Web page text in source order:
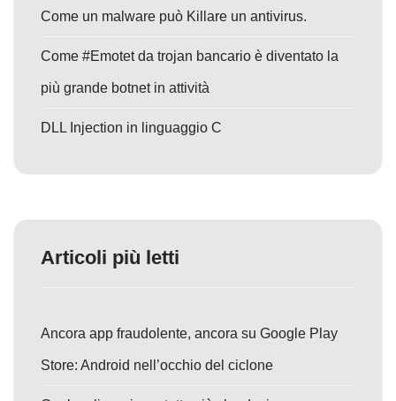
Come un malware può Killare un antivirus.
Come #Emotet da trojan bancario è diventato la
più grande botnet in attività
DLL Injection in linguaggio C
Articoli più letti
Ancora app fraudolente, ancora su Google Play
Store: Android nell’occhio del ciclone